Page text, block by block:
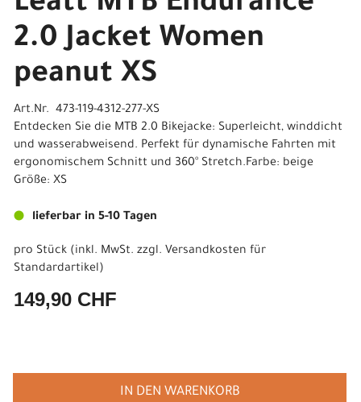
2.0 Jacket Women
peanut XS
Art.Nr. 473-119-4312-277-XS
Entdecken Sie die MTB 2.0 Bikejacke: Superleicht, winddicht
und wasserabweisend. Perfekt für dynamische Fahrten mit
ergonomischem Schnitt und 360° Stretch.Farbe: beige
Größe: XS
lieferbar in 5-10 Tagen
pro Stück (inkl. MwSt. zzgl. Versandkosten für
Standardartikel)
149,90 CHF
IN DEN WARENKORB